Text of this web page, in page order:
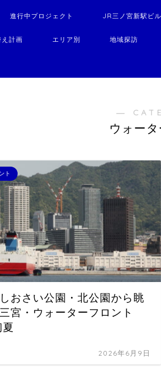
進行中プロジェクト JR三ノ宮新駅ビル
計画 エリア別 地域探訪
―
ウォータ
ト
おさい公園・北公園から眺
宮・ウォーターフロント
2026年6月9日